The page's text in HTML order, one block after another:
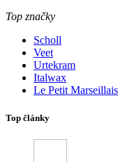
Top značky
Scholl
Veet
Urtekram
Italwax
Le Petit Marseillais
Top články